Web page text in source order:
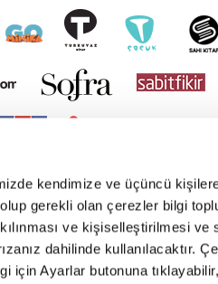
kendimize ve üçüncü
gerekli olan çerezler bilgi
ve kişiselleştirilmesi
dahilinde kullanılacaktır.
için Ayarlar butonuna tıklayabilir,